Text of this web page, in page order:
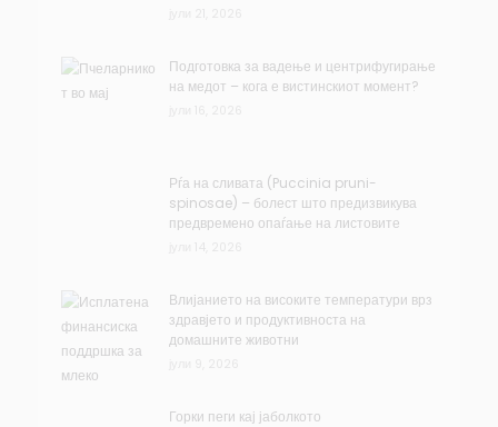
Подготовка за вадење и центрифугирање
на медот – кога е вистинскиот момент?
Рѓа на сливата (Puccinia pruni-
spinosae) – болест што предизвикува
предвремено опаѓање на листовите
Влијанието на високите температури врз
здравјето и продуктивноста на
домашните животни
Горки пеги кај јаболкото